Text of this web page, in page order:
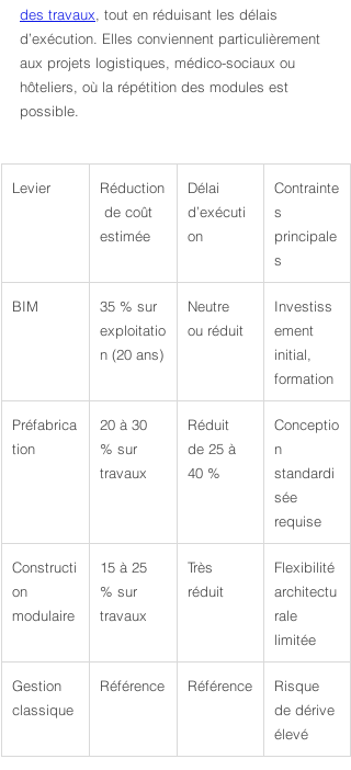
des travaux , tout en réduisant les délais
d’exécution. Elles conviennent particulièrement
aux projets logistiques, médico-sociaux ou
hôteliers, où la répétition des modules est
possible.
Levier
Réduction
de coût
estimée
Délai
d’exécuti
on
Contrainte
s
principale
s
BIM
35 % sur
exploitatio
n (20 ans)
Neutre
ou réduit
Investiss
ement
initial,
formation
Préfabrica
tion
20 à 30
% sur
travaux
Réduit
de 25 à
40 %
Conceptio
n
standardi
sée
requise
Constructi
on
modulaire
15 à 25
% sur
travaux
Très
réduit
Flexibilité
architectu
rale
limitée
Gestion
classique
Référence Référence
Risque
de dérive
élevé